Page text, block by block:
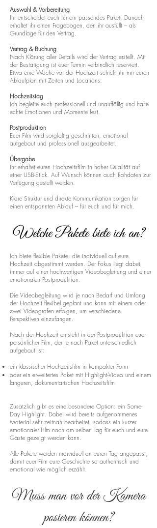
Auswahl & Vorbereitung
Ihr entscheidet euch für ein passendes Paket. Danach
erhaltet ihr einen Fragebogen, den ihr ausfüllt – als
Grundlage für den Vertrag.
Vertrag & Buchung
Nach Klärung aller Details wird der Vertrag erstellt. Mit
der Bestätigung ist euer Termin verbindlich reserviert.
Etwa eine Woche vor der Hochzeit schickt ihr mir euren
Ablaufplan mit Zeiten und Locations.
Hochzeitstag
Ich begleite euch professionell und unauffällig und halte
echte Emotionen und Momente fest.
Postproduktion
Euer Film wird sorgfältig geschnitten, emotional
aufgebaut und professionell ausgearbeitet.
Übergabe
Ihr erhaltet euren Hochzeitsfilm in hoher Qualität auf
einer USB-Stick. Auf Wunsch können auch Rohdaten zur
Verfügung gestellt werden.
Klare Struktur und direkte Kommunikation sorgen für
einen entspannten Ablauf – für euch und für mich.
Welche Pakete biete ich an?
Ich biete flexible Pakete, die individuell auf eure
Hochzeit abgestimmt werden. Der Fokus liegt dabei
immer auf einer hochwertigen Videobegleitung und einer
emotionalen Postproduktion.
Die Videobegleitung wird je nach Bedarf und Umfang
der Hochzeit flexibel geplant und kann mit einem oder
zwei Videografen erfolgen, um verschiedene
Perspektiven einzufangen.
Nach der Hochzeit entsteht in der Postproduktion euer
persönlicher Film, der je nach Paket unterschiedlich
aufgebaut ist:
ein klassischer Hochzeitsfilm in kompakter Form
oder ein erweitertes Paket mit Highlight-Video und einem
längeren, dokumentarischen Hochzeitsfilm
Zusätzlich gibt es eine besondere Option: ein Same-
Day Highlight. Dabei wird bereits aufgenommenes
Material sehr zeitnah bearbeitet, sodass ein kurzer
emotionaler Film noch am selben Tag für euch und eure
Gäste gezeigt werden kann.
Alle Pakete werden individuell an euren Tag angepasst,
damit euer Film eure Geschichte so authentisch und
emotional wie möglich erzählt.
Muss man vor der Kamera
posieren können?